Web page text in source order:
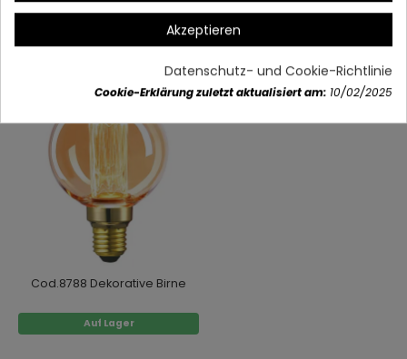
Vielleicht gefällt Ihnen auch
Cod.8788 Dekorative Birne
Auf Lager
Akzeptieren
Datenschutz- und Cookie-Richtlinie
Cookie-Erklärung zuletzt aktualisiert am: 10/02/2025